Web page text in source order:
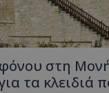
στη
τα κλειδιά